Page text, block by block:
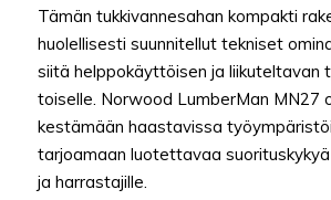
Tämän tukkivannesahan kompakti
huolellisesti suunnitellut tekniset
siitä helppokäyttöisen ja liikuteltavan
toiselle. Norwood LumberMan MN27
kestämään haastavissa
tarjoamaan luotettavaa
ja harrastajille.